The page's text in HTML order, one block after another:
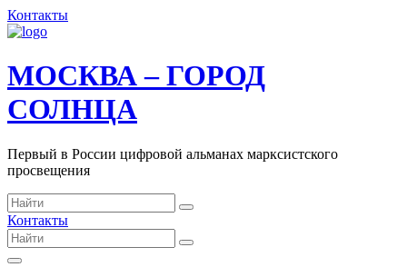
Контакты
МОСКВА – ГОРОД
СОЛНЦА
Первый в России цифровой альманах марксистского
просвещения
Контакты